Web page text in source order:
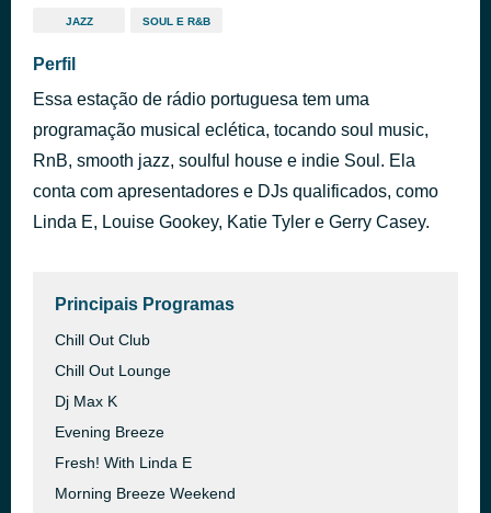
I Wanna Be Around
About Damn Time
Lizzo
Juno
Sabrina Carpenter
há 46 minutos
JAZZ SOUL E R&B
Perfil
Essa estação de rádio portuguesa tem uma
programação musical eclética, tocando soul music,
RnB, smooth jazz, soulful house e indie Soul. Ela
conta com apresentadores e DJs qualificados, como
Linda E, Louise Gookey, ​Katie Tyler e Gerry Casey.
Principais Programas
Chill Out Club
Chill Out Lounge
Dj Max K
Evening Breeze
Fresh! With Linda E
Morning Breeze Weekend